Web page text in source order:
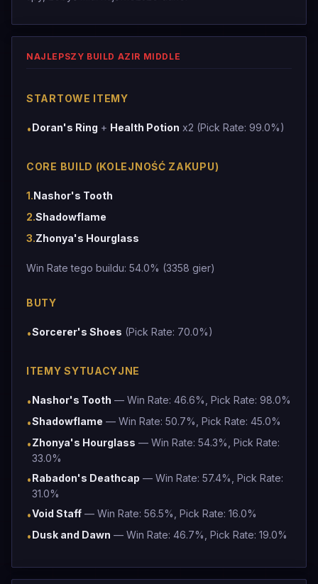
NAJLEPSZY BUILD AZIR MIDDLE
STARTOWE ITEMY
•Doran's Ring + Health Potion x2 (Pick Rate: 99.0%)
CORE BUILD (KOLEJNOŚĆ ZAKUPU)
1.Nashor's Tooth
2.Shadowflame
3.Zhonya's Hourglass
Win Rate tego buildu: 54.0% (3358 gier)
BUTY
•Sorcerer's Shoes (Pick Rate: 70.0%)
ITEMY SYTUACYJNE
•Nashor's Tooth — Win Rate: 46.6%, Pick Rate: 98.0%
•Shadowflame — Win Rate: 50.7%, Pick Rate: 45.0%
•Zhonya's Hourglass — Win Rate: 54.3%, Pick Rate:
33.0%
•Rabadon's Deathcap — Win Rate: 57.4%, Pick Rate:
31.0%
•Void Staff — Win Rate: 56.5%, Pick Rate: 16.0%
•Dusk and Dawn — Win Rate: 46.7%, Pick Rate: 19.0%